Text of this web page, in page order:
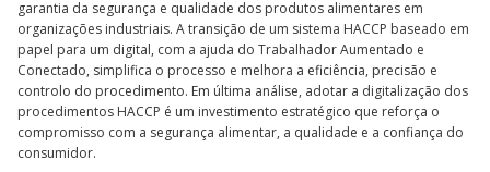
garantia da segurança e qualidade dos produtos alimentares em
organizações industriais. A transição de um sistema HACCP baseado em
papel para um digital, com a ajuda do Trabalhador Aumentado e
Conectado, simplifica o processo e melhora a eficiência, precisão e
controlo do procedimento. Em última análise, adotar a digitalização dos
procedimentos HACCP é um investimento estratégico que reforça o
compromisso com a segurança alimentar, a qualidade e a confiança do
consumidor.